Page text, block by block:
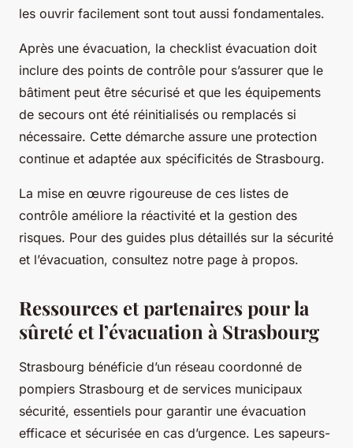
les ouvrir facilement sont tout aussi fondamentales.
Après une évacuation, la checklist évacuation doit
inclure des points de contrôle pour s’assurer que le
bâtiment peut être sécurisé et que les équipements
de secours ont été réinitialisés ou remplacés si
nécessaire. Cette démarche assure une protection
continue et adaptée aux spécificités de Strasbourg.
La mise en œuvre rigoureuse de ces listes de
contrôle améliore la réactivité et la gestion des
risques. Pour des guides plus détaillés sur la sécurité
et l’évacuation, consultez notre page à propos.
Ressources et partenaires pour la
sûreté et l’évacuation à Strasbourg
Strasbourg bénéficie d’un réseau coordonné de
pompiers Strasbourg et de services municipaux
sécurité, essentiels pour garantir une évacuation
efficace et sécurisée en cas d’urgence. Les sapeurs-